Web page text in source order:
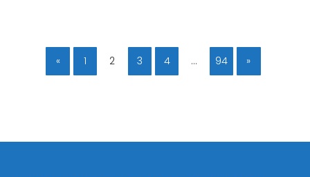
« 1 2 3 4 … 94 »